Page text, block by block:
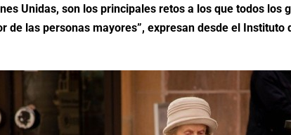
Unidas, son los principales retos a los que todos los
de las personas mayores”, expresan desde el Instituto